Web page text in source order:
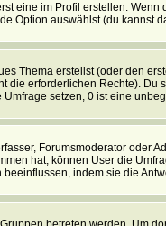
eine im Profil erstellen. Wenn
Option auswählst (du
Thema erstellst (oder den
die erforderlichen Rechte).
setzen, 0 ist eine
Forumsmoderator oder
hat, können User die
indem sie die